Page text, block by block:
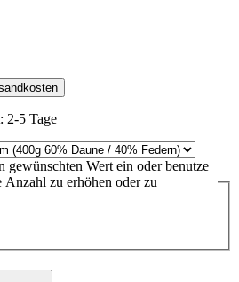
2-5 Tage
Wert ein oder benutze
zu erhöhen oder zu